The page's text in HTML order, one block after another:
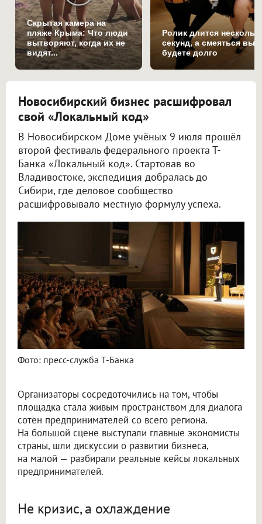
Скрытая камера на
пляже Крыма: Что люди
вытворяют, когда их не
видят...
Ролик длится
секунд, а смеяться вы
будете долго
Новосибирский бизнес расшифровал
свой «Локальный код»
В Новосибирском Доме учёных 9 июля прошёл
второй фестиваль федерального проекта Т-
Банка «Локальный код». Стартовав во
Владивостоке, экспедиция добралась до
Сибири, где деловое сообщество
расшифровывало местную формулу успеха.
Фото: пресс-служба Т-Банка
Организаторы сосредоточились на том, чтобы
площадка стала живым пространством для диалога
сотен предпринимателей со всего региона.
На большой сцене выступали главные экономисты
страны, шли дискуссии о развитии бизнеса,
на малой — разбирали реальные кейсы локальных
предпринимателей.
Не кризис, а охлаждение